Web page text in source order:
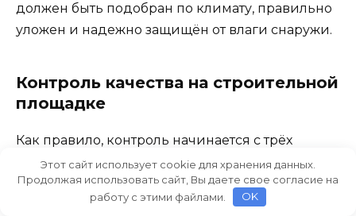
должен быть подобран по климату, правильно
уложен и надежно защищён от влаги снаружи.
Контроль качества на строительной
площадке
Как правило, контроль начинается с трёх
базовых вещей: точности геометрии стен,
качества раствора и соответствия монтажных
узлов проекту. Регулярные проверки помогают
Этот сайт использует cookie для хранения данных.
Продолжая использовать сайт, Вы даете свое согласие на
работу с этими файлами.
OK